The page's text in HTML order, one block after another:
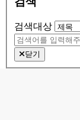
검색대상
닫기